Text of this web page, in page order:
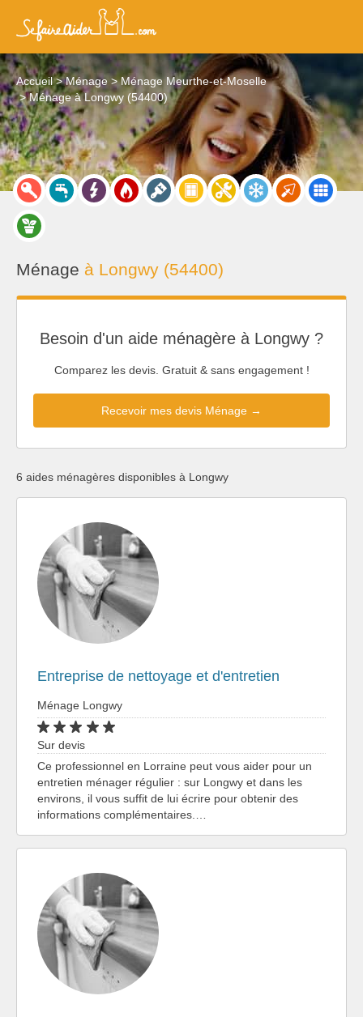
Accueil Ménage
Ménage Meurthe-et-Moselle
Ménage à Longwy (54400)
Ménage à Longwy (54400)
Besoin d'un aide ménagère à Longwy ?
Comparez les devis. Gratuit & sans engagement !
Recevoir mes devis Ménage →
6 aides ménagères disponibles à Longwy
Entreprise de nettoyage et d'entretien
Ménage Longwy
Sur devis
Ce professionnel en Lorraine peut vous aider pour un
entretien ménager régulier : sur Longwy et dans les
environs, il vous suffit de lui écrire pour obtenir des
informations complémentaires.…